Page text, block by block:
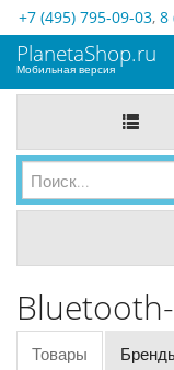
+7 (495) 795-09-03, 8
PlanetaShop.ru
Мобильная версия
Товары